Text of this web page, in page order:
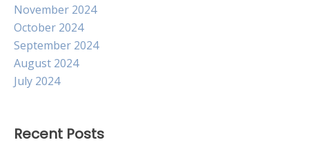
November 2024
October 2024
September 2024
August 2024
July 2024
Recent Posts